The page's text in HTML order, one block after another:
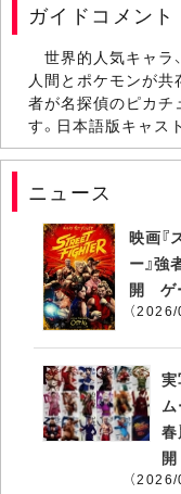
ガイドコメント
世界的人気キャラ
人間とポケモンが共
者が名探偵のピカチ
す。日本語版キャス
ニュース
映画『
ー』強
開 ゲ
（
実
開
（